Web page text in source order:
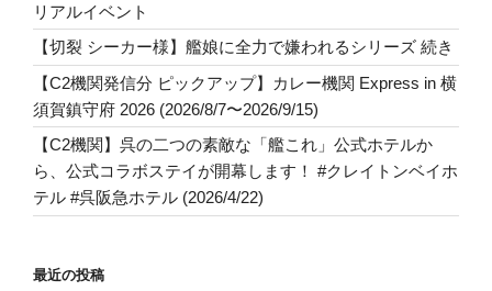
リアルイベント
【切裂 シーカー様】艦娘に全力で嫌われるシリーズ 続き
【C2機関発信分 ピックアップ】カレー機関 Express in 横
須賀鎮守府 2026 (2026/8/7〜2026/9/15)
【C2機関】呉の二つの素敵な「艦これ」公式ホテルか
ら、公式コラボステイが開幕します！ #クレイトンベイホ
テル #呉阪急ホテル (2026/4/22)
最近の投稿